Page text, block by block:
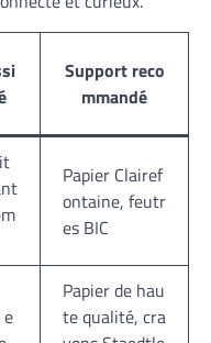
Support reco
mmandé
Papier Clairef
ontaine, feutr
es BIC
Papier de hau
te qualité, cra